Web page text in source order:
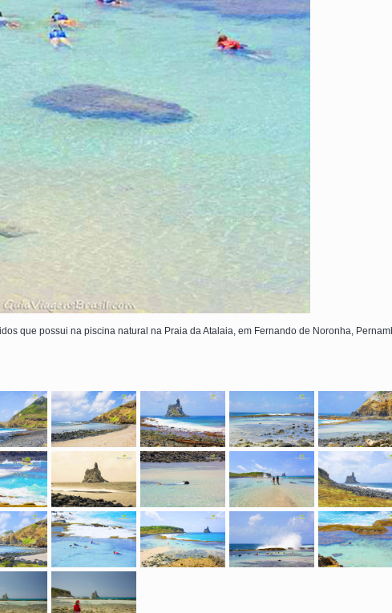
que possui na piscina natural na Praia da Atalaia, em Fernando de Noronha,